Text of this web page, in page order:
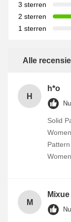
3 sterren
2 sterren
1 sterren
Alle
H
h*o
Solid
M
Mixue